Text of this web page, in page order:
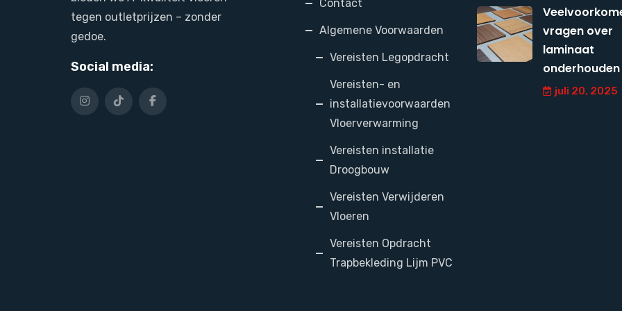
tegen outletprijzen – zonder
gedoe.
Social media:
Contact
Algemene Voorwaarden
Vereisten Legopdracht
Vereisten- en
installatievoorwaarden
Vloerverwarming
Vereisten installatie
Droogbouw
Vereisten Verwijderen
Vloeren
Vereisten Opdracht
Trapbekleding Lijm PVC
vragen over
laminaat
onderhouden
juli 20, 2025